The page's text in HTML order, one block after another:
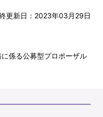
更新日：2023年03月29日
係る公募型プロポーザル